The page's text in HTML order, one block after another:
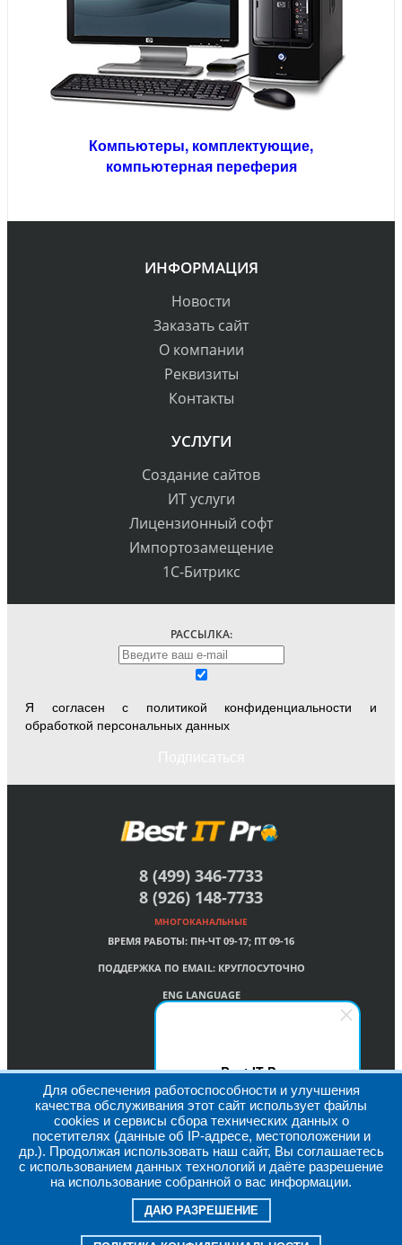
Best IT Pro
Здравствуйте! Мы на связи!
Пишите (вопросы, запросы,
предложения)
Для обеспечения работоспособности и улучшения
качества обслуживания этот сайт использует файлы
cookies и сервисы сбора технических данных о
посетителях (данные об IP-адресе, местоположении и
др.). Продолжая использовать наш сайт, Вы соглашаетесь
с использованием данных технологий и даёте разрешение
на использование собранной о вас информации.
ДАЮ РАЗРЕШЕНИЕ
Компьютеры, комплектующие,
компьютерная переферия
ИНФОРМАЦИЯ
Новости
Заказать сайт
О компании
Реквизиты
Контакты
УСЛУГИ
Создание сайтов
ИТ услуги
Лицензионный софт
Импортозамещение
1С-Битрикс
РАССЫЛКА:
Я согласен с политикой конфиденциальности и
обработкой персональных данных
8 (499) 346-7733
8 (926) 148-7733
МНОГОКАНАЛЬНЫЕ
ВРЕМЯ РАБОТЫ: ПН-ЧТ 09-17; ПТ 09-16
ПОДДЕРЖКА ПО EMAIL: КРУГЛОСУТОЧНО
ENG LANGUAGE
© Best IT Pro. All Rights Reserved, 2009-2026
Наверх
Металлопрокат купить оптом и в розницу в Москве